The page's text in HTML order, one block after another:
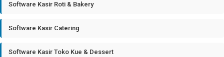
Software Kasir Roti & Bakery
Software Kasir Catering
Software Kasir Toko Kue & Dessert